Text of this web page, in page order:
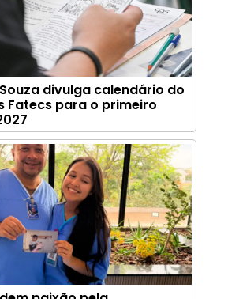
divulga calendário do
Fatecs para o primeiro